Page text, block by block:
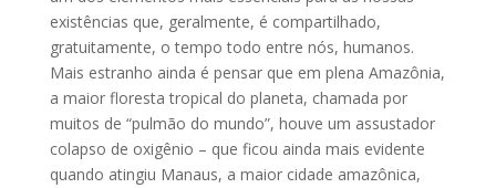
existências que, geralmente, é compartilhado,
gratuitamente, o tempo todo entre nós, humanos.
Mais estranho ainda é pensar que em plena Amazônia,
a maior floresta tropical do planeta, chamada por
muitos de “pulmão do mundo”, houve um assustador
colapso de oxigênio – que ficou ainda mais evidente
quando atingiu Manaus, a maior cidade amazônica,